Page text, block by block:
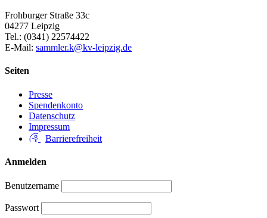
Frohburger Straße 33c
04277 Leipzig
Tel.: (0341) 22574422
E-Mail: sammler.k@kv-leipzig.de
Seiten
Presse
Spendenkonto
Datenschutz
Impressum
Barrierefreiheit
Anmelden
Benutzername
Passwort